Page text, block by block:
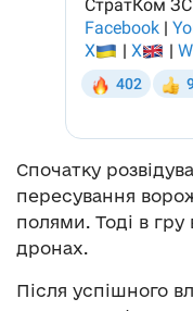
Спочатку
пересування
полями. Тоді в гру
дронах.
Після успішного